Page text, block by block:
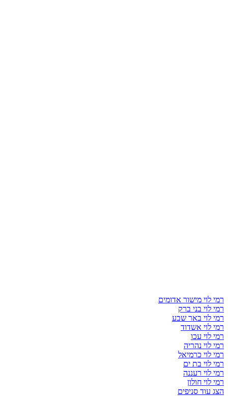
רמי לוי מישור אדומים
רמי לוי בני ברק
רמי לוי באר שבע
רמי לוי אשדוד
רמי לוי עכו
רמי לוי נהריה
רמי לוי כרמיאל
רמי לוי בת ים
רמי לוי רעננה
רמי לוי חולון
הצג עוד סניפים